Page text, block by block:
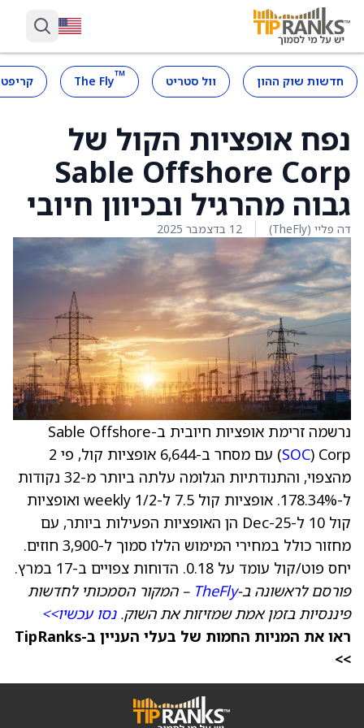
חדשות שוק ההון וול סטריט ™
The Fly
נפח אופציות הקול של
Sable Offshore Corp
גבוה מהרגיל ובכיוון חיובי
דה פליי (TheFly) 12 בדצמבר 2025
נרשמה זרימת אופציות חיובית ב-Sable Offshore
(SOC
) Corp עם מסחר ב-6,644 אופציות קול, פי 2
מהצפוי, והתנודתיות הגלומה עלתה ביותר מ-32 נקודות
ל-178.34%. אופציות קול 7.5 ל-1/2 weekly ואופציות
קול 10 ל-Dec-25 הן האופציות הפעילות ביותר, עם
מחזור כולל במחירי המימוש הללו סמוך ל-3,900 חוזים.
יחס פוט/קול עומד על 0.18. הדוחות צפויים ב-17 במרץ.
פורסם לראשונה ב-TheFly – המקור הסמכותי לחדשות
פיננסיות בזמן אמת שמזיזות את השוק.נסו עכשיו>>
ראו את המניות החמות של בעלי העניין ב-TipRanks
>>